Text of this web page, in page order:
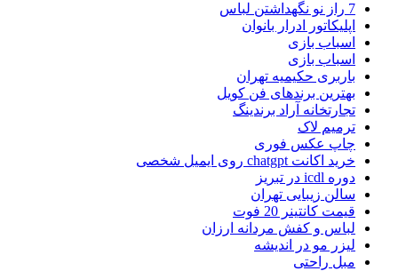
7 راز نو نگهداشتن لباس
اپلیکاتور ادرار بانوان
اسباب بازی
اسباب بازی
باربری حکیمیه تهران
بهترین برندهای فن کویل
تجارتخانه آراد برندینگ
ترمیم لاک
چاپ عکس فوری
خرید اکانت chatgpt روی ایمیل شخصی
دوره icdl در تبریز
سالن زیبایی تهران
قیمت کانتینر 20 فوت
لباس و کفش مردانه ارزان
لیزر مو در اندیشه
مبل راحتی